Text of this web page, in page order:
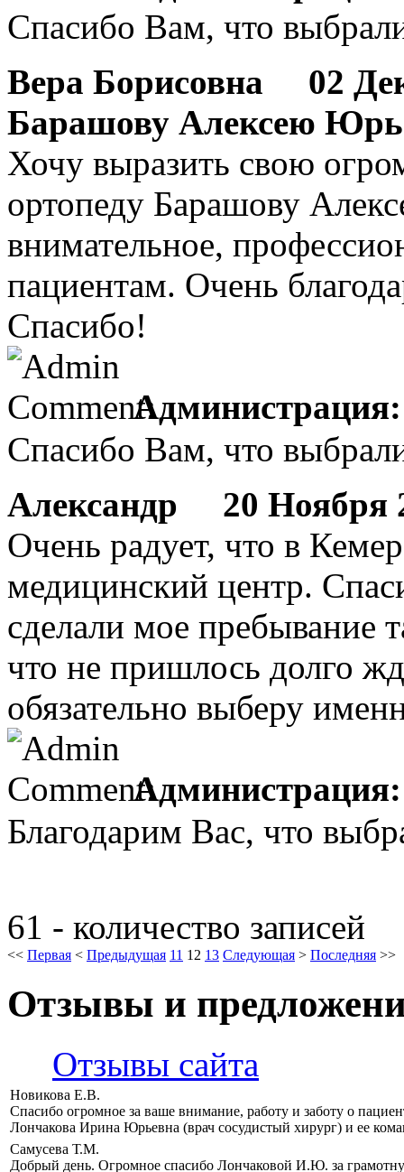
Спасибо Вам, что
Вера Борисовна
02
Барашову Алексею
Хочу выразить свою
ортопеду Барашову
внимательное,
пациентам. Очень
Спасибо!
Администрация:
Спасибо Вам, что
Александр
20 Ноября
Очень радует, что в
медицинский центр.
сделали мое пребывание
что не пришлось долго
обязательно выберу
Администрация:
Благодарим Вас, что
61 - количество записей
<< Первая < Предыдущая 11 12 13 Следующая > Последняя >>
Отзывы и
Отзывы сайта
Новикова Е.В.
Спасибо огромное за ваше внимание, работу и заботу о
Лончакова Ирина Юрьевна (врач сосудистый хирург) и ее
Самусева Т.М.
Добрый день. Огромное спасибо Лончаковой И.Ю. за